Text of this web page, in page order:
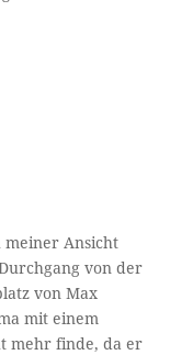
meiner Ansicht
von der
von Max
mit einem
mehr finde, da er